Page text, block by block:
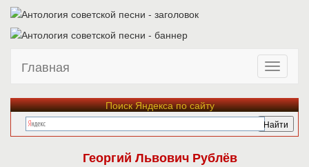
Главная
Поиск Яндекса по сайту
Георгий Львович Рублёв